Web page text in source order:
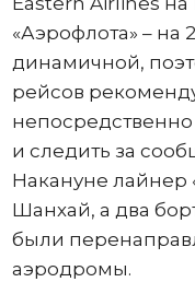
«Аэрофлота» – на
динамичной,
рейсов
и следить за
Накануне лайнер
Шанхай, а два
были
аэродромы.